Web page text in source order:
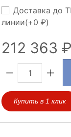
Доставка до
линии(+0 )
212 363
Купить в 1 клик